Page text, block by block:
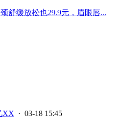
舒缓放松也29.9元，眉眼唇...
XX · 03-18 15:45